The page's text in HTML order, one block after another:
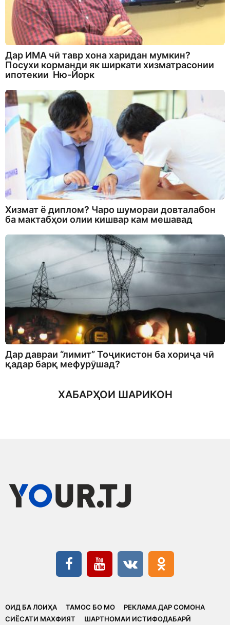
Дар ИМА чӣ тавр хона харидан мумкин?
Посухи корманди як ширкати хизматрасонии
ипотекии Ню-Йорк
Хизмат ё диплом? Чаро шумораи довталабон
ба мактабҳои олии кишвар кам мешавад
Дар давраи “лимит” Тоҷикистон ба хориҷа чӣ
қадар барқ мефурӯшад?
ХАБАРҲОИ ШАРИКОН
ОИД БА ЛОИҲА ТАМОС БО МО
РЕКЛАМА ДАР СОМОНА
CИЁСАТИ МАХФИЯТ
ШАРТНОМАИ ИСТИФОДАБАРӢ